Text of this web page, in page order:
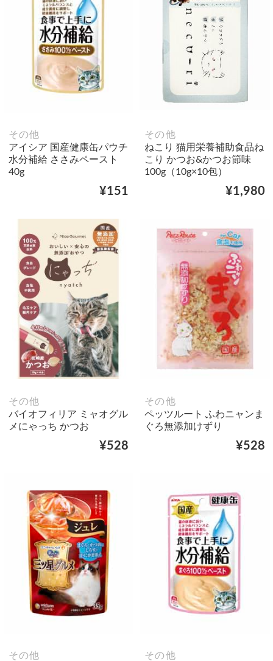
その他
アイシア 国産健康缶パウチ
水分補給 ささみペースト
40g
¥151
その他
ねこり 猫用栄養補助食品ね
こり かつお&かつお節味
100g（10g×10包）
¥1,980
その他
バイオフィリア ミャオグル
メにゃっち かつお
¥528
その他
ペッツルート ふわニャンま
ぐろ無添加けずり
¥528
その他
その他